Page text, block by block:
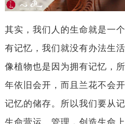
其实，我们人的生命就是一
有记忆，我们就没有办法生
像植物也是因为拥有记忆，
年依旧会开，而且兰花不会
记忆的储存。所以我们要从